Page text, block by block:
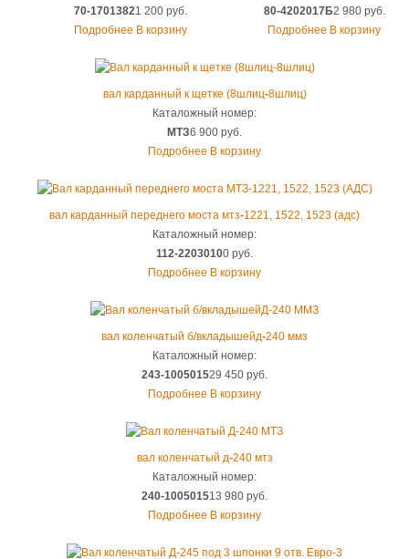
70-17013821 200 руб.
Подробнее В корзину
80-4202017Б2 980 руб.
Подробнее В корзину
вал карданный к щетке (8шлиц-8шлиц)
Каталожный номер:
МТЗ6 900 руб.
Подробнее В корзину
вал карданный переднего моста мтз-1221, 1522, 1523 (адс)
Каталожный номер:
112-22030100 руб.
Подробнее В корзину
вал коленчатый б/вкладышейд-240 ммз
Каталожный номер:
243-100501529 450 руб.
Подробнее В корзину
вал коленчатый д-240 мтз
Каталожный номер:
240-100501513 980 руб.
Подробнее В корзину